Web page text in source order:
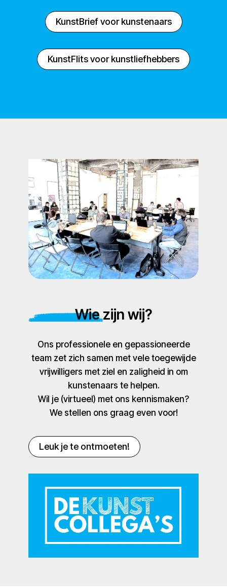
KunstBrief voor kunstenaars
KunstFlits voor kunstliefhebbers
Wie zijn wij?
Ons professionele en gepassioneerde
team zet zich samen met vele toegewijde
vrijwilligers met ziel en zaligheid in om
kunstenaars te helpen.
Wil je (virtueel) met ons kennismaken?
We stellen ons graag even voor!
Leuk je te ontmoeten!